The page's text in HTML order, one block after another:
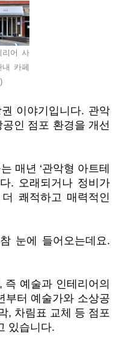
리어 사
내 카페
이야기입니다. 관악
인 점포 환경을 개선
매년 ‘관악형 아트테
. 오래되거나 정비가
쾌적하고 매력적인
눈에 들어오는데요.
, 즉 예술과 인테리어의
부터 예술가와 소상공
, 차림표 교체 등 점포
있습니다.